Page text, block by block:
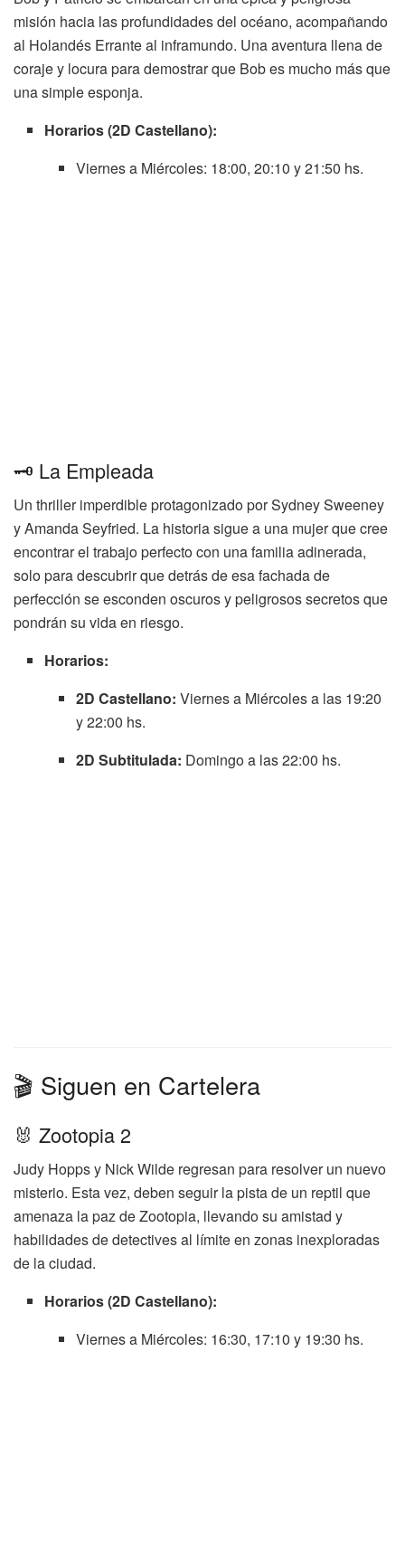
misión hacia las profundidades del océano, acompañando
al Holandés Errante al inframundo. Una aventura llena de
coraje y locura para demostrar que Bob es mucho más que
una simple esponja.
Horarios (2D Castellano):
Viernes a Miércoles: 18:00, 20:10 y 21:50 hs.
🗝️ La Empleada
Un thriller imperdible protagonizado por Sydney Sweeney
y Amanda Seyfried. La historia sigue a una mujer que cree
encontrar el trabajo perfecto con una familia adinerada,
solo para descubrir que detrás de esa fachada de
perfección se esconden oscuros y peligrosos secretos que
pondrán su vida en riesgo.
Horarios:
2D Castellano: Viernes a Miércoles a las 19:20
y 22:00 hs.
2D Subtitulada: Domingo a las 22:00 hs.
🎬 Siguen en Cartelera
🐰 Zootopia 2
Judy Hopps y Nick Wilde regresan para resolver un nuevo
misterio. Esta vez, deben seguir la pista de un reptil que
amenaza la paz de Zootopia, llevando su amistad y
habilidades de detectives al límite en zonas inexploradas
de la ciudad.
Horarios (2D Castellano):
Viernes a Miércoles: 16:30, 17:10 y 19:30 hs.